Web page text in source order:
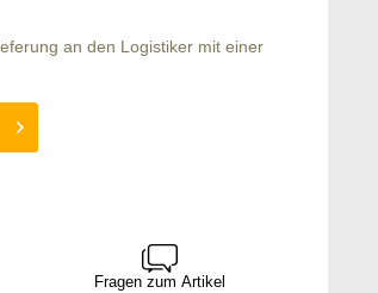
an den Logistiker mit einer
Fragen zum Artikel